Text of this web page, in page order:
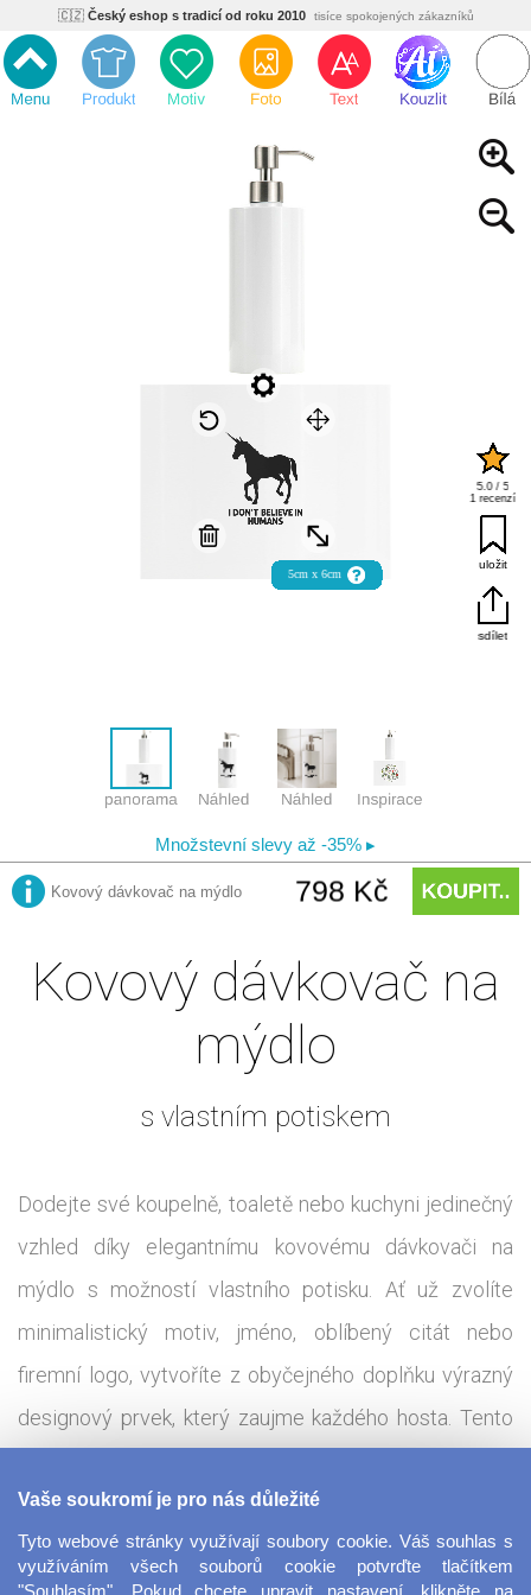
🇨🇿 Český eshop s tradicí od roku 2010 tisíce spokojených zákazníků
Ekologický a zdravotně nezávadný žádná čína, barvy s certifikáty
💡Inovativní výroba vlastní vývoj, nejnovější technologie
Rychlé dodání expedujeme do 24h
jsme přímý výrobce, žádný zprostředkovatel
Český eshop s tradicí od roku 2010
Kovový dávkovač na
mýdlo
s vlastním potiskem
Dodejte své koupelně, toaletě nebo kuchyni jedinečný
vzhled díky elegantnímu kovovému dávkovači na
mýdlo s možností vlastního potisku. Ať už zvolíte
minimalistický motiv, jméno, oblíbený citát nebo
firemní logo, vytvoříte z obyčejného doplňku výrazný
designový prvek, který zaujme každého hosta. Tento
odolností a moderním vzhledem. Díky pevnému tělu a
kvalitnímu dávkovacímu mechanismu je vhodný pro
každodenní použití nejen doma, ale i v kanceláři, hotelu
Vaše soukromí je pro nás důležité
Tyto webové stránky využívají soubory cookie. Váš souhlas s
využíváním všech souborů cookie potvrďte tlačítkem
"Souhlasím". Pokud chcete upravit nastavení, klikněte na